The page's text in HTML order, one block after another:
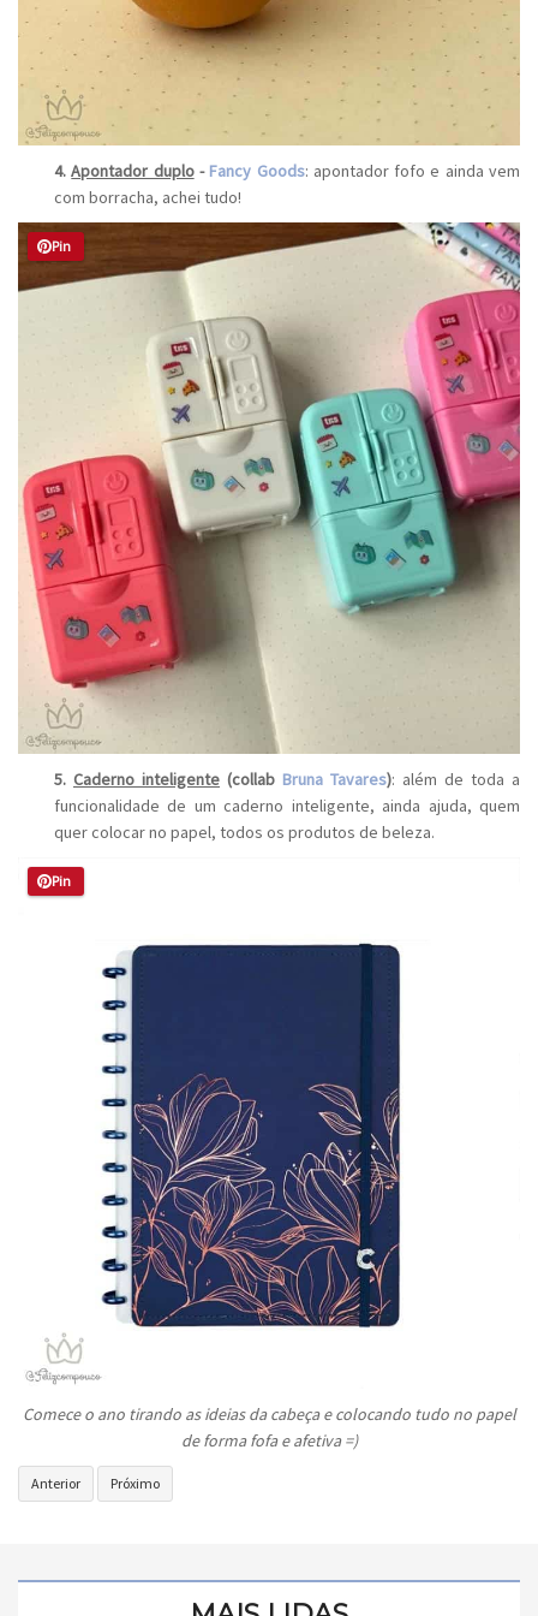
4.Apontador duplo- Fancy Goods: apontador fofo e ainda vem
com borracha, achei tudo!
Pin
5. Caderno inteligente (collab Bruna Tavares): além de toda a
funcionalidade de um caderno inteligente, ainda ajuda, quem
quer colocar no papel, todos os produtos de beleza.
Pin
Comece o ano tirando as ideias da cabeça e colocando tudo no papel
de forma fofa e afetiva =)
Artigo
anterior:
Anterior
Próximo
artigo:
Próximo